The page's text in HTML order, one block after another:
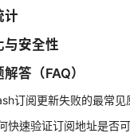
计
与安全性
答（FAQ）
订阅更新失败的最常见
快速验证订阅地址是否